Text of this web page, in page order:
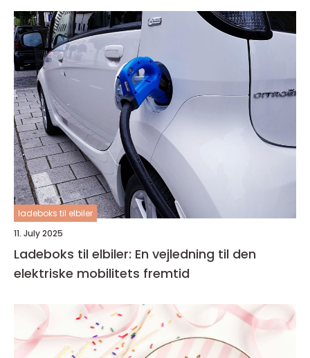
ladeboks til elbiler
11. July 2025
Ladeboks til elbiler: En vejledning til den
elektriske mobilitets fremtid